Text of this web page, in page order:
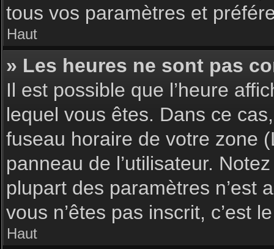
tous vos paramètres et
Haut
» Les heures ne sont pas
Il est possible que l’heure
lequel vous êtes. Dans ce
fuseau horaire de votre zone
panneau de l’utilisateur.
plupart des paramètres n’est
vous n’êtes pas inscrit, c’est
Haut